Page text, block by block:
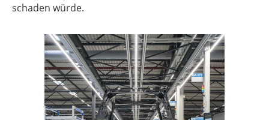
schaden würde.